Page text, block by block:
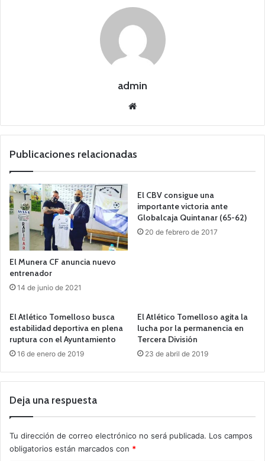
admin
we
Publicaciones relacionadas
El Munera CF anuncia nuevo
entrenador
14 de junio de 2021
El CBV consigue una
importante victoria ante
Globalcaja Quintanar (65-62)
20 de febrero de 2017
El Atlético Tomelloso busca
estabilidad deportiva en plena
ruptura con el Ayuntamiento
16 de enero de 2019
El Atlético Tomelloso agita la
lucha por la permanencia en
Tercera División
23 de abril de 2019
Deja una respuesta
Tu dirección de correo electrónico no será publicada. Los campos
obligatorios están marcados con *